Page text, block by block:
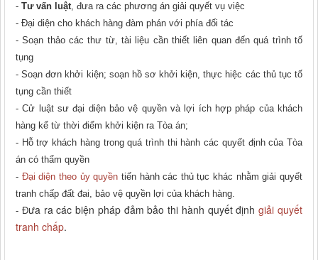
- Tư vấn luật, đưa ra các phương án giải quyết vụ việc
- Đại diện cho khách hàng đàm phán với phía đối tác
- Soạn thảo các thư từ, tài liệu cần thiết liên quan đến quá trình tố
tụng
- Soạn đơn khởi kiện; soạn hồ sơ khởi kiện, thực hiệc các thủ tục tố
tụng cần thiết
- Cử luật sư đại diện bảo vệ quyền và lợi ích hợp pháp của khách
hàng kể từ thời điểm khởi kiện ra Tòa án;
- Hỗ trợ khách hàng trong quá trình thi hành các quyết định của Tòa
án có thẩm quyền
- Đại diện theo ủy quyền tiến hành các thủ tục khác nhằm giải quyết
tranh chấp đất đai, bảo vệ quyền lợi của khách hàng.
- Đưa ra các biện pháp đảm bảo thi hành quyết địnhgiải quyết
tranh chấp.